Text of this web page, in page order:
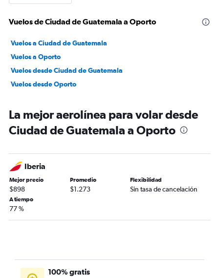
Vuelos de Ciudad de Guatemala a Oporto
Vuelos a Ciudad de Guatemala
Vuelos a Oporto
Vuelos desde Ciudad de Guatemala
Vuelos desde Oporto
La mejor aerolínea para volar desde
Ciudad de Guatemala a Oporto
Iberia
Mejor precio
$898
Promedio
$1.273
Flexibilidad
Sin tasa de cancelación
A tiempo
77 %
100% gratis